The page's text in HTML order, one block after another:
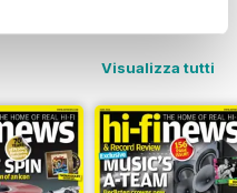
Visualizza tutti